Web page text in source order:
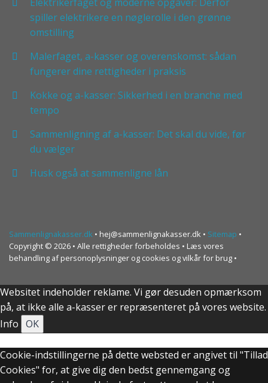
spiller elektrikere en nøglerolle i den grønne
omstilling
Malerfaget, a-kasser og overenskomst: sådan
fungerer dine rettigheder i praksis
Kokke og a-kasser: Sikkerhed i en branche med
tempo
Sammenligning af a-kasser: Det skal du vide, før
du vælger
Husk også at sammenligne lån
Sammenlignakasser.dk • hej@sammenlignakasser.dk • Sitemap •
Copyright © 2026 • Alle rettigheder forbeholdes • Læs vores
behandling af personoplysninger og cookies og vilkår for brug •
Websitet indeholder reklame. Vi gør desuden opmærksom
på, at ikke alle a-kasser er repræsenteret på vores website.
Info OK
Cookie-indstillingerne på dette websted er angivet til "Tillad
Cookies" for, at give dig den bedst gennemgang og